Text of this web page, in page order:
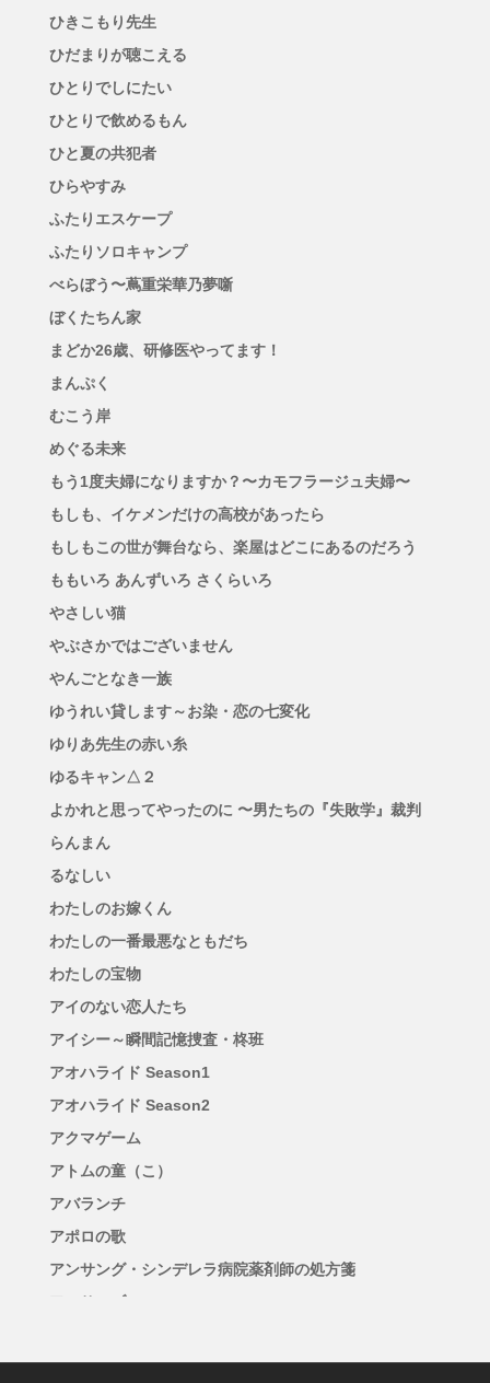
ひきこもり先生
ひだまりが聴こえる
ひとりでしにたい
ひとりで飲めるもん
ひと夏の共犯者
ひらやすみ
ふたりエスケープ
ふたりソロキャンプ
べらぼう〜蔦重栄華乃夢噺
ぼくたちん家
まどか26歳、研修医やってます！
まんぷく
むこう岸
めぐる未来
もう1度夫婦になりますか？〜カモフラージュ夫婦〜
もしも、イケメンだけの高校があったら
もしもこの世が舞台なら、楽屋はどこにあるのだろう
ももいろ あんずいろ さくらいろ
やさしい猫
やぶさかではございません
やんごとなき一族
ゆうれい貸します～お染・恋の七変化
ゆりあ先生の赤い糸
ゆるキャン△２
よかれと思ってやったのに 〜男たちの『失敗学』裁判
らんまん
るなしい
わたしのお嫁くん
わたしの一番最悪なともだち
わたしの宝物
アイのない恋人たち
アイシー～瞬間記憶捜査・柊班
アオハライド Season1
アオハライド Season2
アクマゲーム
アトムの童（こ）
アバランチ
アポロの歌
アンサング・シンデレラ病院薬剤師の処方箋
アンサンブル
アンメット ある脳外科医の日記